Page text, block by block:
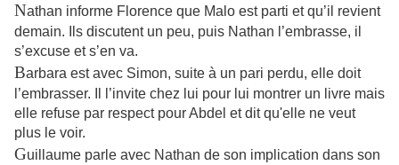
Nathan informe Florence que Malo est parti et qu’il revient
demain. Ils discutent un peu, puis Nathan l’embrasse, il
s’excuse et s’en va.
Barbara est avec Simon, suite à un pari perdu, elle doit
l’embrasser. Il l’invite chez lui pour lui montrer un livre mais
elle refuse par respect pour Abdel et dit qu'elle ne veut
plus le voir.
Guillaume parle avec Nathan de son implication dans son